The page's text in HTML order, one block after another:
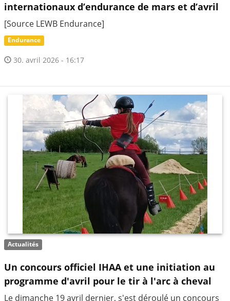
internationaux d’endurance de mars et d’avril
[Source LEWB Endurance]
Endurance
30. avril 2026 - 16:17
Actualités
Un concours officiel IHAA et une initiation au
programme d'avril pour le tir à l'arc à cheval
​Le dimanche 19 avril dernier, s'est déroulé un concours